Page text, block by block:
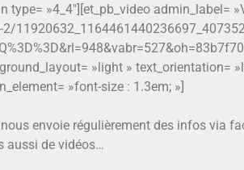
type= »4_4″][et_pb_video admin_label=
»light »
»font-size : 1.3em; »]
envoie régulièrement des infos via
aussi de vidéos…